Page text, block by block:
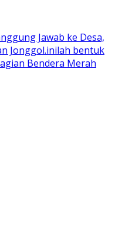
Jawab ke Desa,
Jonggol.inilah bentuk
Bendera Merah